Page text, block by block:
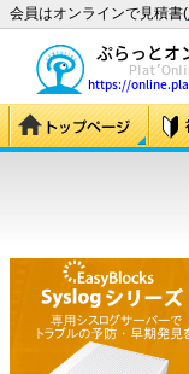
会員はオンラインで見積書(